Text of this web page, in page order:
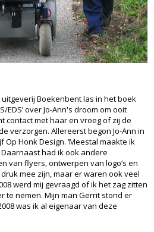
Boekenbent las in het boek
EDS’ over Jo-Ann's droom om ooit
contact met haar en vroeg of zij de
verzorgen. Allereerst begon Jo-Ann in
Honk Design. ’Meestal maakte ik
had ik ook andere
van flyers, ontwerpen van logo’s en
mee zijn, maar er waren ook veel
werd mij gevraagd of ik het zag zitten
te nemen. Mijn man Gerrit stond er
was ik al eigenaar van deze